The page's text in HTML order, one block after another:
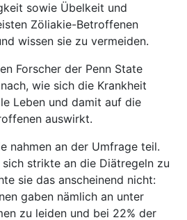
sowie Übelkeit und
Zöliakie-Betroffenen
wissen sie zu vermeiden.
Forscher der Penn State
wie sich die Krankheit
Leben und damit auf die
auswirkt.
nahmen an der Umfrage teil.
sich strikte an die Diätregeln zu
sie das anscheinend nicht:
gaben nämlich an unter
zu leiden und bei 22% der